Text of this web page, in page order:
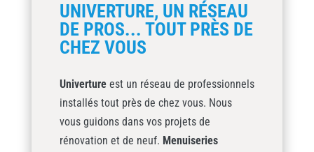
UNIVERTURE, UN RÉSEAU
DE PROS... TOUT PRÈS DE
CHEZ VOUS
Univertureest un réseau de professionnels
installés tout près de chez vous. Nous
vous guidons dans vos projets de
rénovation et de neuf. Menuiseries